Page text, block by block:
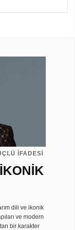
İFADESİ
dili ve ikonik
ve modern
bir karakter